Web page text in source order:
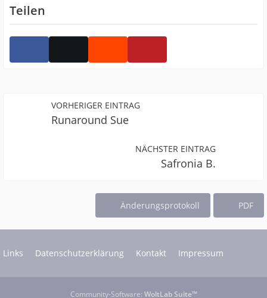
Teilen
VORHERIGER EINTRAG
Runaround Sue
NÄCHSTER EINTRAG
Safronia B.
Änderungsprotokoll PDF
Links Datenschutzerklärung Kontakt Impressum
Community-Software: WoltLab Suite™